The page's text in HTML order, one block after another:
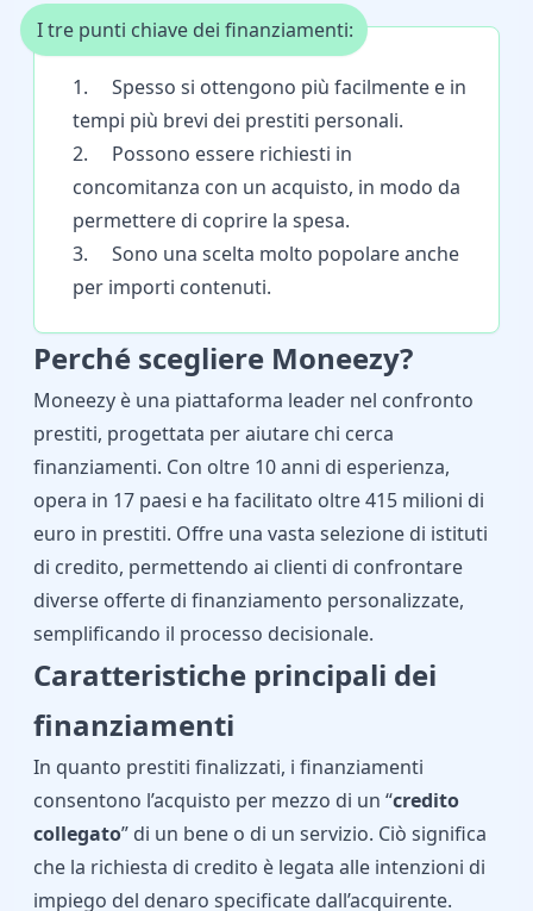
I tre punti chiave dei finanziamenti:
1. Spesso si ottengono più facilmente e in
tempi più brevi dei prestiti personali.
2. Possono essere richiesti in
concomitanza con un acquisto, in modo da
permettere di coprire la spesa.
3. Sono una scelta molto popolare anche
per importi contenuti.
Perché scegliere Moneezy?
Moneezy è una piattaforma leader nel confronto
prestiti, progettata per aiutare chi cerca
finanziamenti. Con oltre 10 anni di esperienza,
opera in 17 paesi e ha facilitato oltre 415 milioni di
euro in prestiti. Offre una vasta selezione di istituti
di credito, permettendo ai clienti di confrontare
diverse offerte di finanziamento personalizzate,
semplificando il processo decisionale.
Caratteristiche principali dei
finanziamenti
In quanto prestiti finalizzati, i finanziamenti
consentono l’acquisto per mezzo di un “credito
collegato” di un bene o di un servizio. Ciò significa
che la richiesta di credito è legata alle intenzioni di
impiego del denaro specificate dall’acquirente.